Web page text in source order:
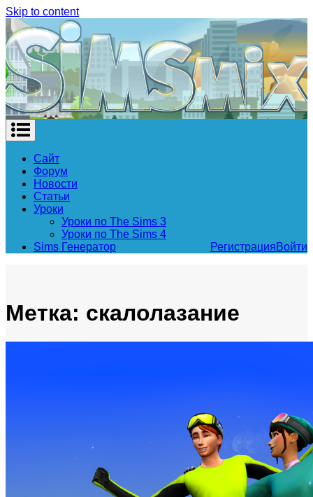
Skip to content
Сайт
Форум
Новости
Статьи
Уроки
Уроки по The Sims 3
Уроки по The Sims 4
Войти
Регистрация
Sims Генератор
Метка: скалолазание